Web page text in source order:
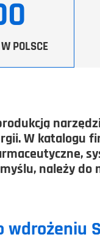
POLSCE
W katalogu
należy
wdrożeniu